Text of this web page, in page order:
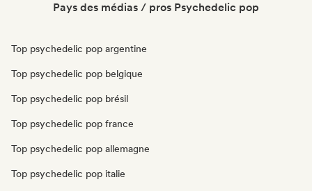
Pays des médias / pros Psychedelic pop
Top psychedelic pop argentine
Top psychedelic pop belgique
Top psychedelic pop brésil
Top psychedelic pop france
Top psychedelic pop allemagne
Top psychedelic pop italie